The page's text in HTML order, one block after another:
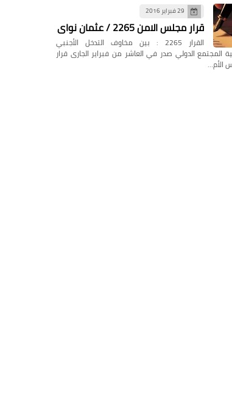
29 فبراير 2016
قرار مجلس الامن 2265 / عثمان نواى
القرار 2265 : بين مخاوف التدخل الأجنبي
المجتمع الدولي صدر في العاشر من فبراير الجارى قرار
الأم…